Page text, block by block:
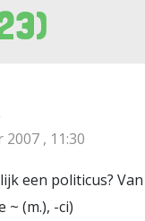
2007 , 11:30
een politicus?
~ (m.), -ci)